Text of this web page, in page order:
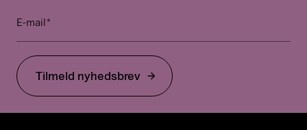
E-mail
bør
ikke
ændres.
Tilmeld nyhedsbrev